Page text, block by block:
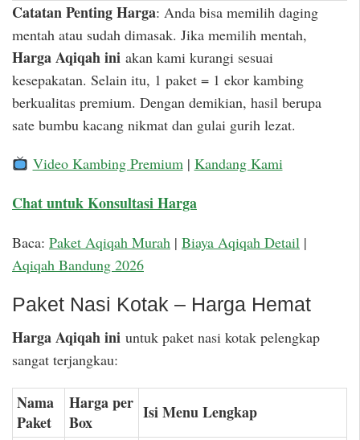
Catatan Penting Harga: Anda bisa memilih daging
mentah atau sudah dimasak. Jika memilih mentah,
Harga Aqiqah ini akan kami kurangi sesuai
kesepakatan. Selain itu, 1 paket = 1 ekor kambing
berkualitas premium. Dengan demikian, hasil berupa
sate bumbu kacang nikmat dan gulai gurih lezat.
Video Kambing Premium| Kandang Kami
Chat untuk Konsultasi Harga
Baca: Paket Aqiqah Murah | Biaya Aqiqah Detail |
Aqiqah Bandung 2026
Paket Nasi Kotak – Harga Hemat
Harga Aqiqah ini untuk paket nasi kotak pelengkap
sangat terjangkau:
Nama
Paket
Harga per
Box
Isi Menu Lengkap